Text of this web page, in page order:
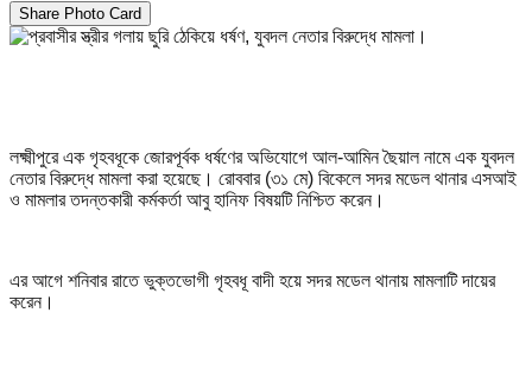
Share Photo Card
লক্ষ্মীপুরে এক গৃহবধূকে জোরপূর্বক ধর্ষণের অভিযোগে আল-আমিন ছৈয়াল নামে এক যুবদল
নেতার বিরুদ্ধে মামলা করা হয়েছে। রোববার (৩১ মে) বিকেলে সদর মডেল থানার এসআই
ও মামলার তদন্তকারী কর্মকর্তা আবু হানিফ বিষয়টি নিশ্চিত করেন।
এর আগে শনিবার রাতে ভুক্তভোগী গৃহবধূ বাদী হয়ে সদর মডেল থানায় মামলাটি দায়ের
করেন।